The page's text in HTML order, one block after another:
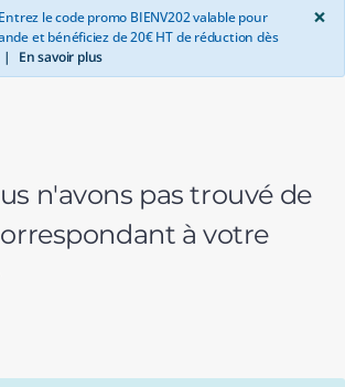
le code promo BIENV202 valable pour
et bénéficiez de 20€ HT de réduction dès
| En savoir plus
×
n'avons pas trouvé de
à votre